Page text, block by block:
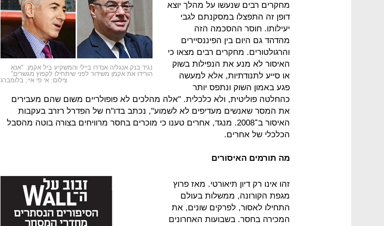
נגיד בנק אנגליה אנדרו ביילי והמשקיע ביל אקמן. "אנא
הורידו את אקמן משידור לפני שיתחילו לקפוץ מגשרים"
צילום: אי פי איי, בלומברג
מחקרים רבים שנעשו על מהלך יוצא
דופן זה התפצלו במסקנתם לגבי
יעילותו. חוסר ההסכמה הזה
מהדהד גם היום בין הפיננסיירים
והרגולטורים. מחקרים רבים מצאו כי
האיסור לא מנע את הנפילות בשוק
או סייע לתנודתיות, אלא למעשה
פגע באמון השוק ונתפס יותר
כהחלטה פוליטית, ולא כלכלית. "אלה מהלכים לא פופולריים משום שהם מעבירים
את המסר שאנשים מעדיפים לא לשמוע", נכתב בדו"ח של הפדרל רזרב בעקבות
האיסור ב־2008. מנגד, אחרים טענו כי מוכרים בחסר מרוויחים בצורה בוטה מהסבל
הכלכלי של אחרים.
מה תורמים האיסורים
זהו אינו רק דיון תיאורטי. מאז פרוץ
מגפת הקורונה, ממשלות בעולם
התחילו לאסור, לפרקים שונים, את
המכירה בחסר. בשבועות האחרונים